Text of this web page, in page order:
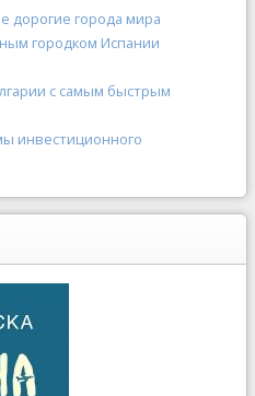
дорогие города мира
городком Испании
с самым быстрым
инвестиционного